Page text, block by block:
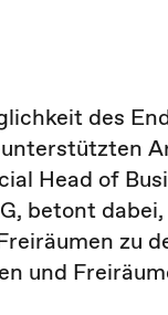
des
Head of
betont
zu
und